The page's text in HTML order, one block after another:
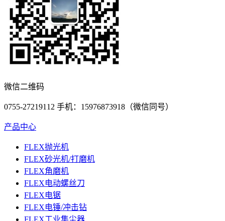
微信二维码
0755-27219112 手机：15976873918（微信同号）
产品中心
FLEX抛光机
FLEX砂光机/打磨机
FLEX角磨机
FLEX电动螺丝刀
FLEX电锯
FLEX电锤/冲击钻